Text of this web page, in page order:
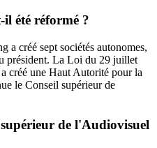
été réformé ?
a créé sept sociétés autonomes,
président. La Loi du 29 juillet
créé une Haut Autorité pour la
le Conseil supérieur de
de l'Audiovisuel